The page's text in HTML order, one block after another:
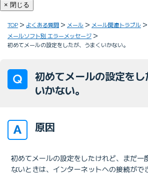
× 閉じる
TOP よくある質問 メール
メール関連トラブル
メールソフト別 エラーメッセージ
初めてメールの設定をしたが、うまくいかない。
初めてメールの設定をし
いかない。
原因
初めてメールの設定をしたけれど、まだ一
ないときは、インターネットへの接続がで